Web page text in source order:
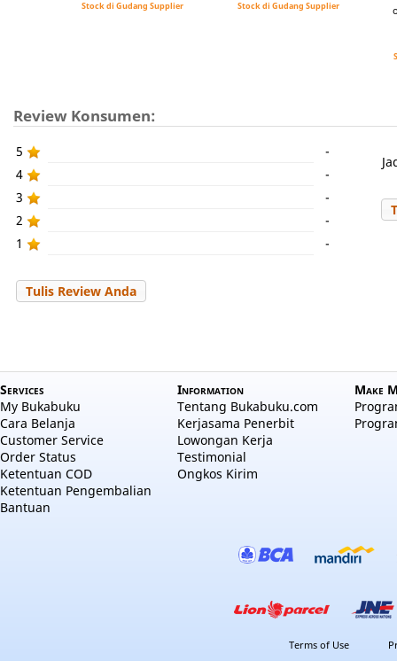
Stock di Gudang Supplier Stock di Gudang Supplier
Review Konsumen:
5
-
4
-
3
-
2
-
1
-
Tulis Review Anda
Services
My Bukabuku
Cara Belanja
Customer Service
Order Status
Ketentuan COD
Ketentuan Pengembalian
Bantuan
Information
Tentang Bukabuku.com
Kerjasama Penerbit
Lowongan Kerja
Testimonial
Ongkos Kirim
Make
Terms of Use